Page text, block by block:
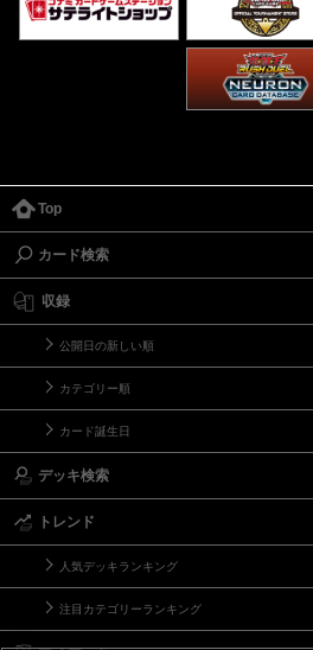
Top
カード検索
収録
公開日の新しい順
カテゴリー順
カード誕生日
デッキ検索
トレンド
人気デッキランキング
注目カテゴリーランキング